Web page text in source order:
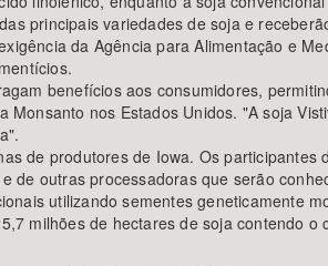
principais variedades de soja e
da Agência para Alimentação e
benefícios aos consumidores,
Monsanto nos Estados Unidos. "A soja
de produtores de Iowa. Os
de outras processadoras que serão
utilizando sementes geneticamente
milhões de hectares de soja contendo